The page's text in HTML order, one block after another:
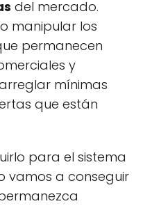
del mercado.
manipular los
permanecen
y
mínimas
que están
para el sistema
vamos a conseguir